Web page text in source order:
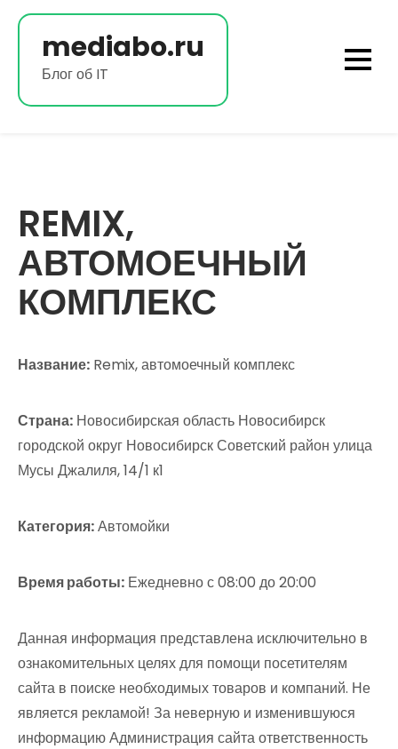
Перейти
содержимомуmediabo.ru
Блог об IT
REMIX,
АВТОМОЕЧНЫЙ
КОМПЛЕКС
Название: Remix, автомоечный комплекс
Страна: Новосибирская область Новосибирск
городской округ Новосибирск Советский район улица
Мусы Джалиля, 14/1 к1
Категория:Автомойки
Время работы: Ежедневно с 08:00 до 20:00
Данная информация представлена исключительно в
ознакомительных целях для помощи посетителям
сайта в поиске необходимых товаров и компаний. Не
является рекламой! За неверную и изменившуюся
информацию Администрация сайта ответственность